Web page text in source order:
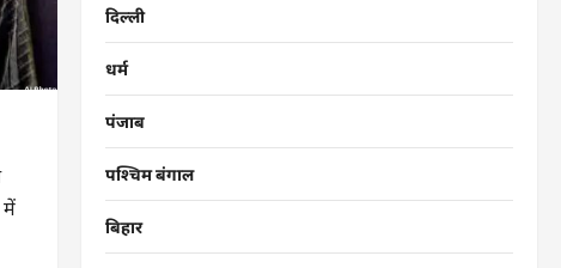
में
दिल्ली
धर्म
पंजाब
पश्चिम बंगाल
बिहार